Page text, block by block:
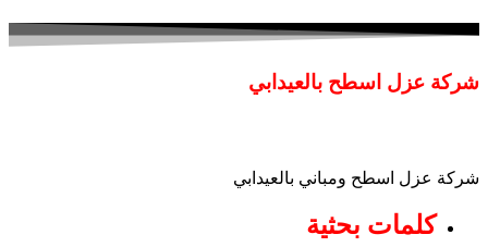
شركة عزل اسطح بالعيدابي
شركة عزل اسطح ومباني بالعيدابي
كلمات بحثية